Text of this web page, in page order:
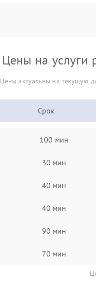
Цены на услуги
Цены актуальны на текущую
Срок
100 мин
30 мин
40 мин
40 мин
90 мин
70 мин